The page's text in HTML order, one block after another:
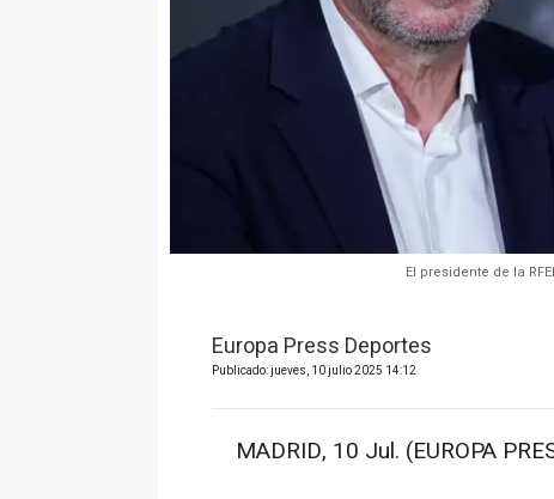
El presidente de la
Europa Press Deportes
Publicado: jueves, 10 julio 2025 14:12
MADRID, 10 Jul. (EUROPA